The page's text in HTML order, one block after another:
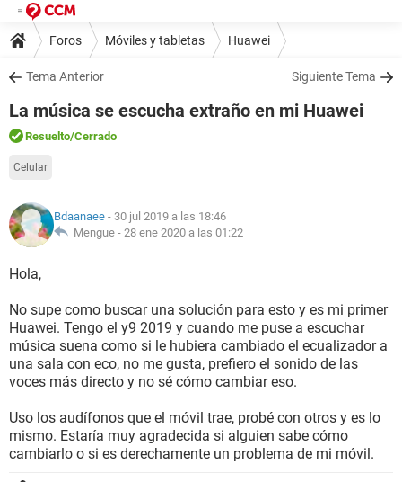
Foros Móviles y tabletas Huawei
Tema Anterior Siguiente Tema
La música se escucha extraño en mi Huawei
Resuelto/Cerrado
Celular
Bdaanaee - 30 jul 2019 a las 18:46
Mengue - 28 ene 2020 a las 01:22
Hola,
No supe como buscar una solución para esto y es mi primer
Huawei. Tengo el y9 2019 y cuando me puse a escuchar
música suena como si le hubiera cambiado el ecualizador a
una sala con eco, no me gusta, prefiero el sonido de las
voces más directo y no sé cómo cambiar eso.
Uso los audífonos que el móvil trae, probé con otros y es lo
mismo. Estaría muy agradecida si alguien sabe cómo
cambiarlo o si es derechamente un problema de mi móvil.